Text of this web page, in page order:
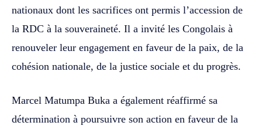
nationaux dont les sacrifices ont permis l’accession de
la RDC à la souveraineté. Il a invité les Congolais à
renouveler leur engagement en faveur de la paix, de la
cohésion nationale, de la justice sociale et du progrès.
Marcel Matumpa Buka a également réaffirmé sa
détermination à poursuivre son action en faveur de la